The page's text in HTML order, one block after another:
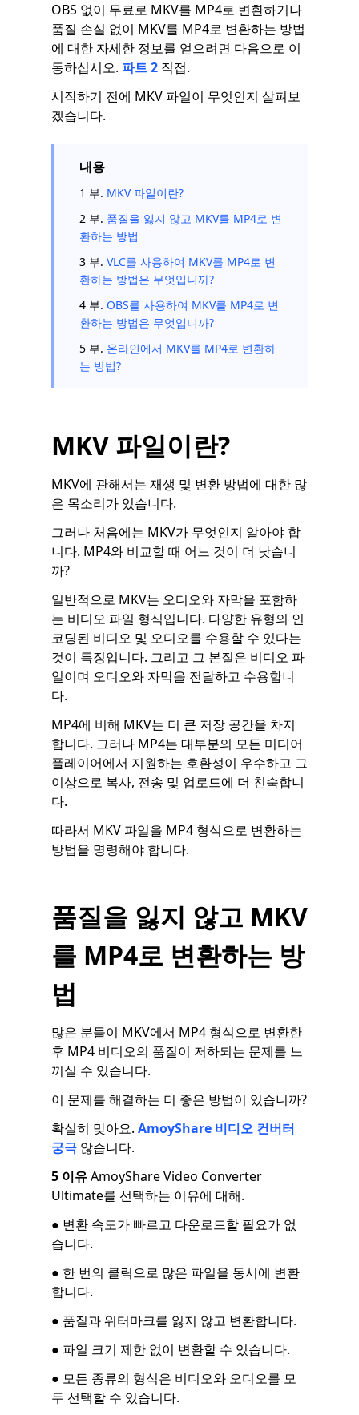
OBS 없이 무료로 MKV를 MP4로 변환하거나
품질 손실 없이 MKV를 MP4로 변환하는 방법
에 대한 자세한 정보를 얻으려면 다음으로 이
동하십시오. 파트 2 직접.
시작하기 전에 MKV 파일이 무엇인지 살펴보
겠습니다.
내용
1 부. MKV 파일이란?
2 부. 품질을 잃지 않고 MKV를 MP4로 변
환하는 방법
3 부. VLC를 사용하여 MKV를 MP4로 변
환하는 방법은 무엇입니까?
4 부. OBS를 사용하여 MKV를 MP4로 변
환하는 방법은 무엇입니까?
5 부. 온라인에서 MKV를 MP4로 변환하
는 방법?
MKV 파일이란?
MKV에 관해서는 재생 및 변환 방법에 대한 많
은 목소리가 있습니다.
그러나 처음에는 MKV가 무엇인지 알아야 합
니다. MP4와 비교할 때 어느 것이 더 낫습니
까?
일반적으로 MKV는 오디오와 자막을 포함하
는 비디오 파일 형식입니다. 다양한 유형의 인
코딩된 비디오 및 오디오를 수용할 수 있다는
것이 특징입니다. 그리고 그 본질은 비디오 파
일이며 오디오와 자막을 전달하고 수용합니
다.
MP4에 비해 MKV는 더 큰 저장 공간을 차지
합니다. 그러나 MP4는 대부분의 모든 미디어
플레이어에서 지원하는 호환성이 우수하고 그
이상으로 복사, 전송 및 업로드에 더 친숙합니
다.
따라서 MKV 파일을 MP4 형식으로 변환하는
방법을 명령해야 합니다.
품질을 잃지 않고 MKV
를 MP4로 변환하는 방
법
많은 분들이 MKV에서 MP4 형식으로 변환한
후 MP4 비디오의 품질이 저하되는 문제를 느
끼실 수 있습니다.
이 문제를 해결하는 더 좋은 방법이 있습니까?
확실히 맞아요. AmoyShare 비디오 컨버터
궁극 않습니다.
5 이유AmoyShare Video Converter
Ultimate를 선택하는 이유에 대해.
● 변환 속도가 빠르고 다운로드할 필요가 없
습니다.
● 한 번의 클릭으로 많은 파일을 동시에 변환
합니다.
● 품질과 워터마크를 잃지 않고 변환합니다.
● 파일 크기 제한 없이 변환할 수 있습니다.
● 모든 종류의 형식은 비디오와 오디오를 모
두 선택할 수 있습니다.